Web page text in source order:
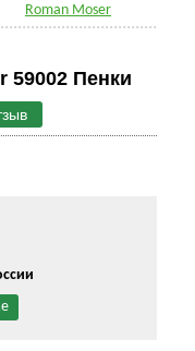
Roman Moser
59002 Пенки